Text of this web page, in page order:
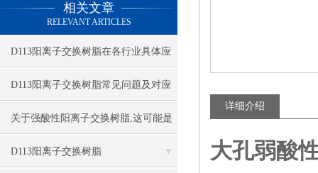
相关文章
RELEVANT ARTICLES
D113阳离子交换树脂在各行业具体应
用场景及案例的专业分享
D113阳离子交换树脂常见问题及对应
解决办法大公开
关于强酸性阳离子交换树脂,这可能是
一篇刷新你认知的文章
D113阳离子交换树脂
详细介绍
大孔弱酸